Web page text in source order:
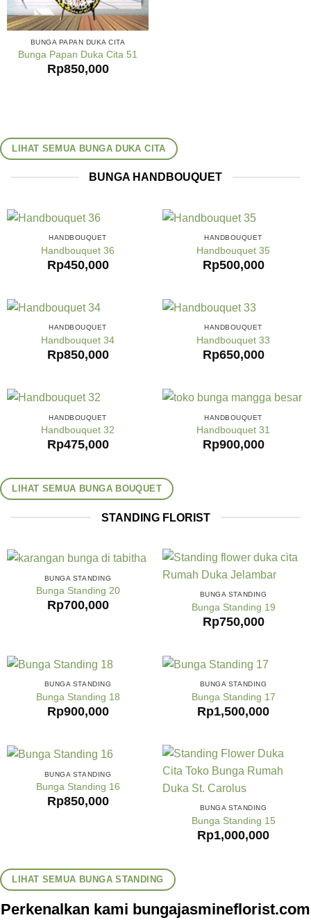
BUNGA PAPAN DUKA CITA
Bunga Papan Duka Cita 51
Rp850,000
LIHAT SEMUA BUNGA DUKA CITA
BUNGA HANDBOUQUET
HANDBOUQUET
Handbouquet 36
Rp450,000
HANDBOUQUET
Handbouquet 35
Rp500,000
HANDBOUQUET
Handbouquet 34
Rp850,000
HANDBOUQUET
Handbouquet 33
Rp650,000
HANDBOUQUET
Handbouquet 32
Rp475,000
HANDBOUQUET
Handbouquet 31
Rp900,000
LIHAT SEMUA BUNGA BOUQUET
STANDING FLORIST
BUNGA STANDING
Bunga Standing 20
Rp700,000
BUNGA STANDING
Bunga Standing 19
Rp750,000
BUNGA STANDING
Bunga Standing 18
Rp900,000
BUNGA STANDING
Bunga Standing 17
Rp1,500,000
BUNGA STANDING
Bunga Standing 16
Rp850,000 BUNGA STANDING
Bunga Standing 15
Rp1,000,000
LIHAT SEMUA BUNGA STANDING
Perkenalkan kami bungajasmineflorist.com